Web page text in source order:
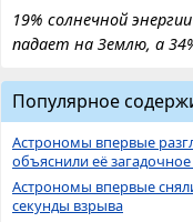
19% солнечной
падает на Землю, а
Популярное
Астрономы впервые
объяснили её
Астрономы впервые
секунды взрыва